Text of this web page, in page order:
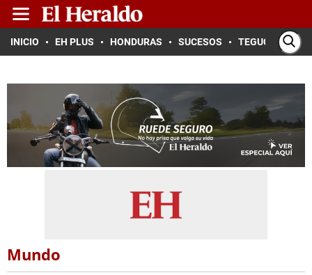
INICIO EH PLUS HONDURAS SUCESOS TEGUCIGALPA
Mundo